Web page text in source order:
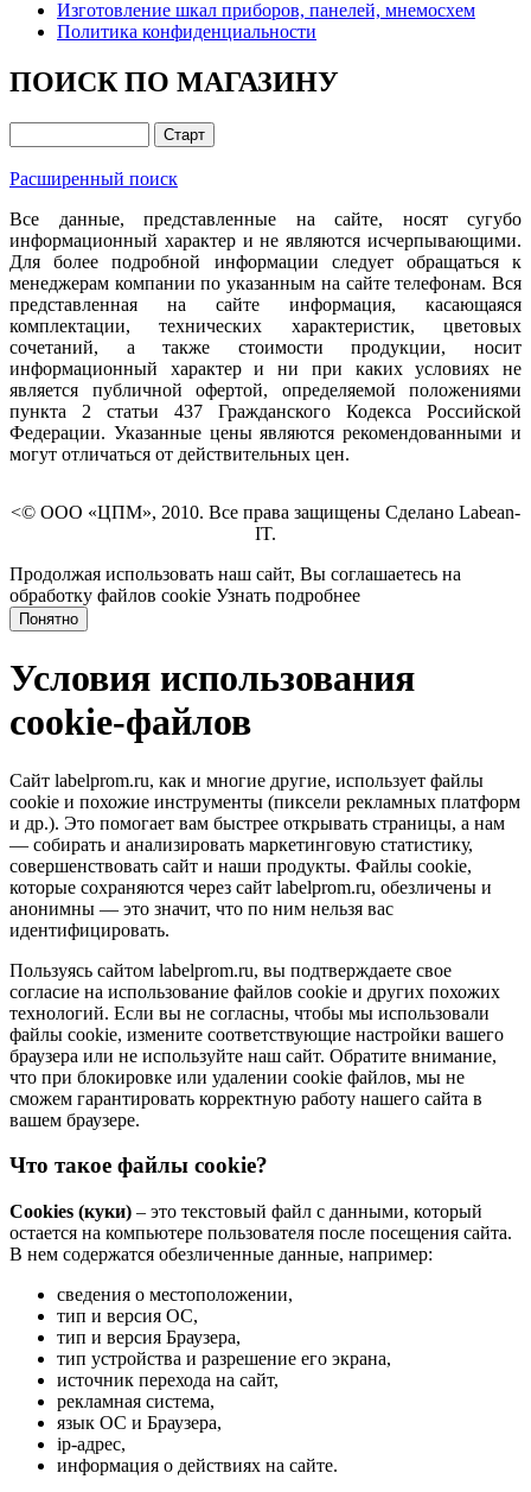
Изготовление шкал приборов, панелей, мнемосхем
Политика конфиденциальности
ПОИСК ПО МАГАЗИНУ
Расширенный поиск
Все данные, представленные на сайте, носят сугубо
информационный характер и не являются исчерпывающими.
Для более подробной информации следует обращаться к
менеджерам компании по указанным на сайте телефонам. Вся
представленная на сайте информация, касающаяся
комплектации, технических характеристик, цветовых
сочетаний, а также стоимости продукции, носит
информационный характер и ни при каких условиях не
является публичной офертой, определяемой положениями
пункта 2 статьи 437 Гражданского Кодекса Российской
Федерации. Указанные цены являются рекомендованными и
могут отличаться от действительных цен.
<© ООО «ЦПМ», 2010. Все права защищены Сделано Labean-
IT.
Продолжая использовать наш сайт, Вы соглашаетесь на
обработку файлов cookie Узнать подробнее
Понятно
Условия использования
cookie-файлов
Сайт labelprom.ru, как и многие другие, использует файлы
cookie и похожие инструменты (пиксели рекламных платформ
и др.). Это помогает вам быстрее открывать страницы, а нам
— собирать и анализировать маркетинговую статистику,
совершенствовать сайт и наши продукты. Файлы сookie,
которые сохраняются через сайт labelprom.ru, обезличены и
анонимны — это значит, что по ним нельзя вас
идентифицировать.
Пользуясь сайтом labelprom.ru, вы подтверждаете свое
согласие на использование файлов cookie и других похожих
технологий. Если вы не согласны, чтобы мы использовали
файлы cookie, измените соответствующие настройки вашего
браузера или не используйте наш сайт. Обратите внимание,
что при блокировке или удалении cookie файлов, мы не
сможем гарантировать корректную работу нашего сайта в
вашем браузере.
Что такое файлы cookie?
Cookies (куки) – это текстовый файл с данными, который
остается на компьютере пользователя после посещения сайта.
В нем содержатся обезличенные данные, например:
сведения о местоположении,
тип и версия ОС,
тип и версия Браузера,
тип устройства и разрешение его экрана,
источник перехода на сайт,
рекламная система,
язык ОС и Браузера,
ip-адрес,
информация о действиях на сайте.